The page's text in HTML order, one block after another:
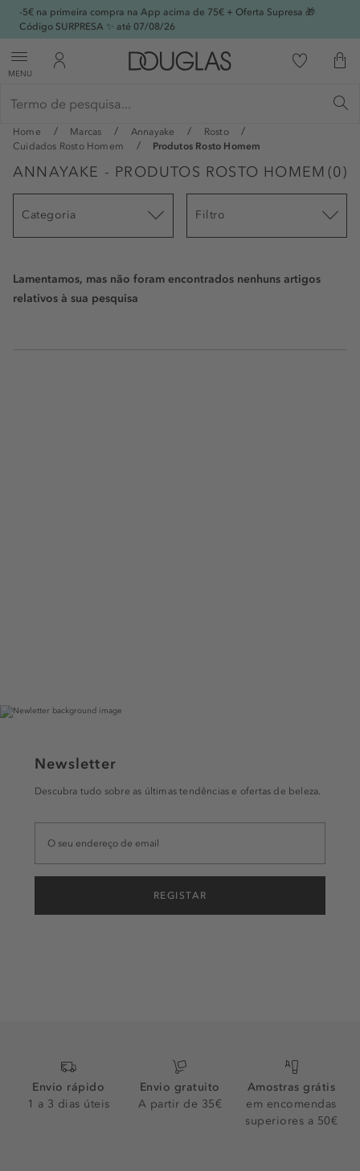
-5€ na primeira compra na App acima de 75€ + Oferta Supresa 🎁
Código SURPRESA ✨ até 07/08/26
MENU
Home Marcas Annayake
Rosto
Cuidados Rosto Homem
Produtos Rosto Homem
ANNAYAKE - PRODUTOS ROSTO HOMEM (0)
Categoria Filtro
Lamentamos, mas não foram encontrados nenhuns artigos
relativos à sua pesquisa
Newsletter
Descubra tudo sobre as últimas tendências e ofertas de beleza.
REGISTAR
Envio rápido
1 a 3 dias úteis
Envio gratuito
A partir de 35€
Amostras grátis
em encomendas
superiores a 50€